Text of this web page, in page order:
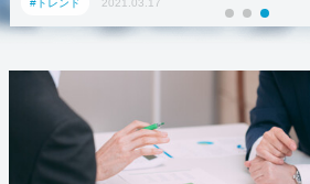
#トレンド 2021.03.17